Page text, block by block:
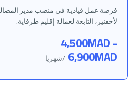
فرصة عمل قيادية في منصب مدير المصالح
لأخفنير، التابعة لعمالة إقليم طرفاية.
4,500MAD -
6,900MAD /شهريا